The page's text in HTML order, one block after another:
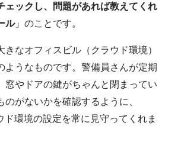
ェックし、問題があれば教えてくれ
ル」のことです。
きなオフィスビル（クラウド環境）
ようなものです。警備員さんが定期
窓やドアの鍵がちゃんと閉まってい
のがないかを確認するように、
ド環境の設定を常に見守ってくれま